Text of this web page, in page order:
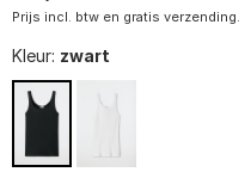
Prijs incl. btw en gratis verzending.
Kleur: zwart